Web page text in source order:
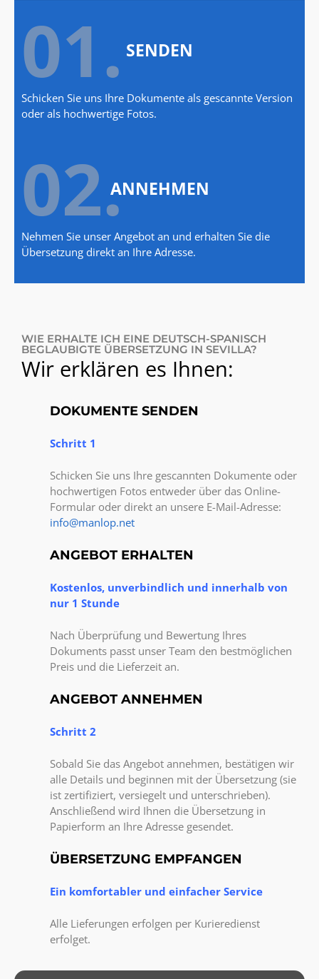
01. SENDEN
Schicken Sie uns Ihre Dokumente als gescannte Version
oder als hochwertige Fotos.
02.ANNEHMEN
Nehmen Sie unser Angebot an und erhalten Sie die
Übersetzung direkt an Ihre Adresse.
WIE ERHALTE ICH EINE DEUTSCH-SPANISCH
BEGLAUBIGTE ÜBERSETZUNG IN SEVILLA?
Wir erklären es Ihnen:
DOKUMENTE SENDEN
Schritt 1
Schicken Sie uns Ihre gescannten Dokumente oder
hochwertigen Fotos entweder über das Online-
Formular oder direkt an unsere E-Mail-Adresse:
info@manlop.net
ANGEBOT ERHALTEN
Kostenlos, unverbindlich und innerhalb von
nur 1 Stunde
Nach Überprüfung und Bewertung Ihres
Dokuments passt unser Team den bestmöglichen
Preis und die Lieferzeit an.
ANGEBOT ANNEHMEN
Schritt 2
Sobald Sie das Angebot annehmen, bestätigen wir
alle Details und beginnen mit der Übersetzung (sie
ist zertifiziert, versiegelt und unterschrieben).
Anschließend wird Ihnen die Übersetzung in
Papierform an Ihre Adresse gesendet.
ÜBERSETZUNG EMPFANGEN
Ein komfortabler und einfacher Service
Alle Lieferungen erfolgen per Kurieredienst
erfolget.